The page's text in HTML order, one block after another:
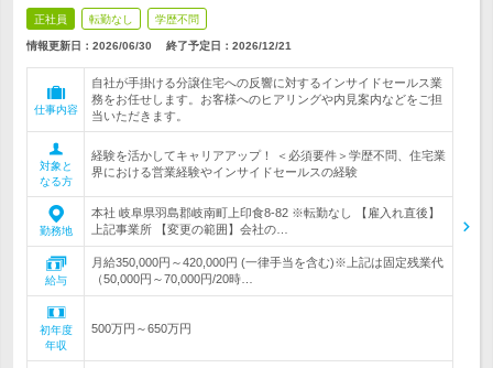
正社員 転勤なし 学歴不問
情報更新日：2026/06/30 終了予定日： 2026/12/21
仕事内容
自社が手掛ける分譲住宅への反響に対するインサイドセールス業
務をお任せします。お客様へのヒアリングや内見案内などをご担
当いただきます。
対象と
なる方
経験を活かしてキャリアアップ！ ＜必須要件＞学歴不問、住宅業
界における営業経験やインサイドセールスの経験
勤務地
本社 岐阜県羽島郡岐南町上印食8-82 ※転勤なし 【雇入れ直後】
上記事業所 【変更の範囲】会社の…
給与
月給350,000円～420,000円 (一律手当を含む)※上記は固定残業代
（50,000円～70,000円/20時…
初年度
年収
500万円～650万円